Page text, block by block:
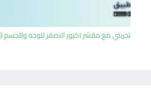
تجربتي مع مقشر اكيور الاصفر للوجه وللجسم (acure scrub)